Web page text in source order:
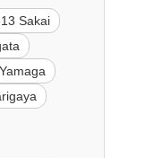
Sakai